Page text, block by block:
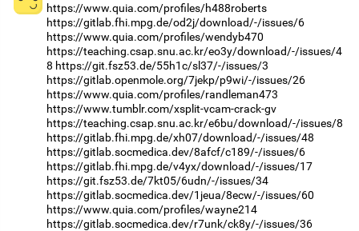
https://www.quia.com/profiles/h488roberts
https://gitlab.fhi.mpg.de/od2j/download/-/issues/6
https://www.quia.com/profiles/wendyb470
https://teaching.csap.snu.ac.kr/eo3y/download/-/issues/4
8 https://git.fsz53.de/55h1c/sl37/-/issues/3
https://gitlab.openmole.org/7jekp/p9wi/-/issues/26
https://www.quia.com/profiles/randleman473
https://www.tumblr.com/xsplit-vcam-crack-gv
https://teaching.csap.snu.ac.kr/e6bu/download/-/issues/8
https://gitlab.fhi.mpg.de/xh07/download/-/issues/48
https://gitlab.socmedica.dev/8afcf/c189/-/issues/6
https://gitlab.fhi.mpg.de/v4yx/download/-/issues/17
https://git.fsz53.de/7kt05/6udn/-/issues/34
https://gitlab.socmedica.dev/1jeua/8ecw/-/issues/60
https://www.quia.com/profiles/wayne214
https://gitlab.socmedica.dev/r7unk/ck8y/-/issues/36